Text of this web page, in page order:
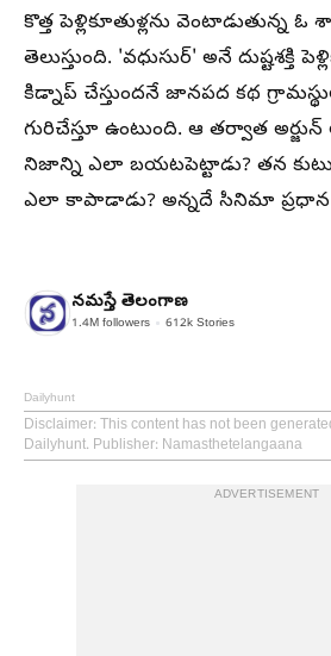
కొత్త పెళ్లికూతుళ్లను వెంటాడుతున్న
తెలుస్తుంది. 'వధుసుర్' అనే దుష్టశక్తి
కిడ్నాప్ చేస్తుందనే జానపద కథ
గురిచేస్తూ ఉంటుంది. ఆ తర్వాత
నిజాన్ని ఎలా బయటపెట్టాడు? తన
ఎలా కాపాడాడు? అన్నదే సినిమా ప్రధాన
నమస్తే తెలంగాణ
1.4M followers 612k Stories
Dailyhunt
Disclaimer: This content has not been
Dailyhunt. Publisher: Namasthetelangaana
ADVERTISEMENT